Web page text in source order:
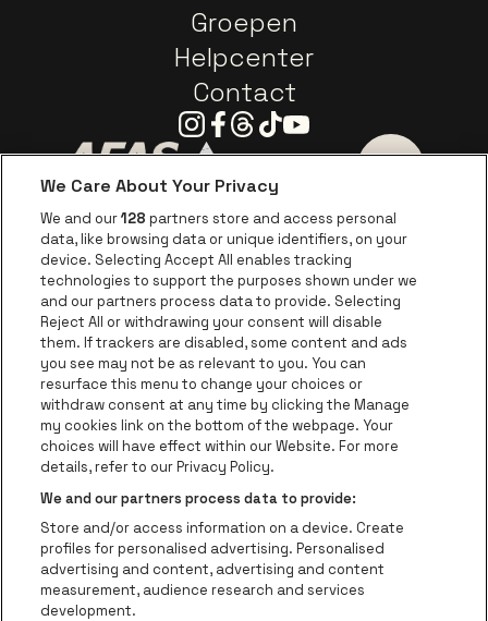
Groepen
Helpcenter
Contact
Instagram
Facebook
Threads
TiktokYoutube
Ga naar
Ga naar de website van Europcar
Ga naar de
Ga naar de website van Coca-Cola
Ga naar de website van
Ga naar de
Ga naar de website van Champagne
Ga naar de website
Ga naar de website van Het
Ga naar de
AFAS Dome is een deel van be•at
AFAS Dome
Schijnpoortweg 119, 2170 Antwerpen
Be-At Venues
Schijnpoortweg 119, 2170 Antwerpen
BTW (BE) 0461.051.688 - RPR Antwerpen
BNP Paribas Fortis - IBAN: BE93 2200 4925 0067 - BIC:
We Care About Your Privacy
We and our128 partners store and access personal
data, like browsing data or unique identifiers, on your
device. Selecting Accept All enables tracking
technologies to support the purposes shown under we
and our partners process data to provide. Selecting
Reject All or withdrawing your consent will disable
them. If trackers are disabled, some content and ads
you see may not be as relevant to you. You can
resurface this menu to change your choices or
withdraw consent at any time by clicking the Manage
my cookies link on the bottom of the webpage. Your
choices will have effect within our Website. For more
details, refer to our Privacy Policy.
We and our partners process data to provide:
Store and/or access information on a device. Create
profiles for personalised advertising. Personalised
advertising and content, advertising and content
measurement, audience research and services
development.